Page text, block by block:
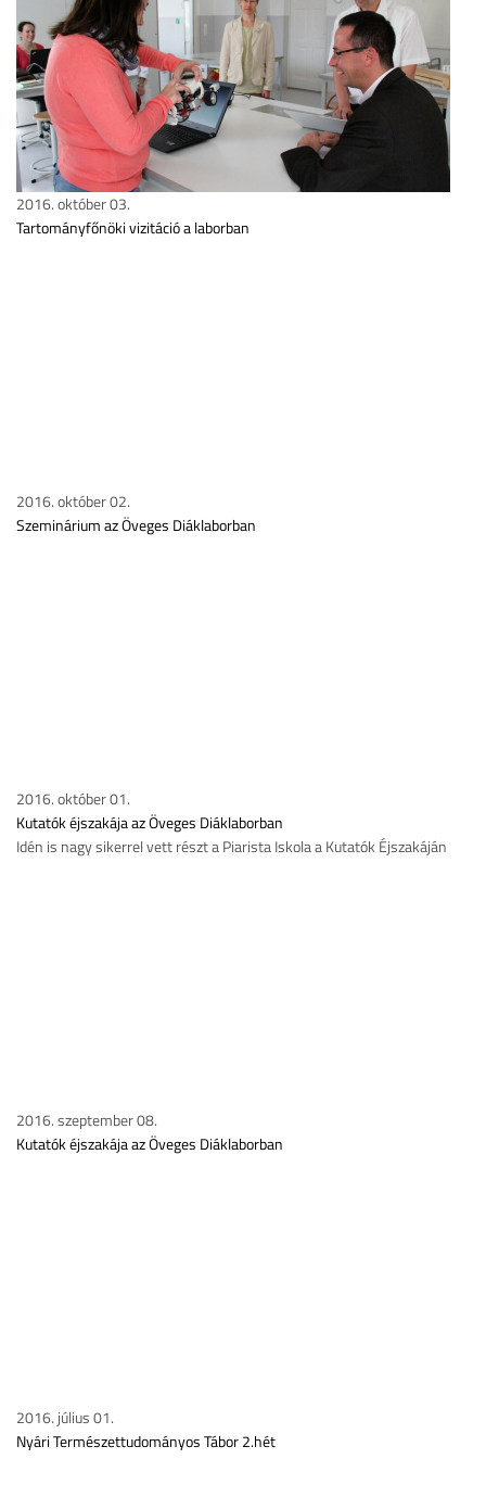
2016. október 03.
Tartományfőnöki vizitáció a laborban
2016. október 02.
Szeminárium az Öveges Diáklaborban
2016. október 01.
Kutatók éjszakája az Öveges Diáklaborban
Idén is nagy sikerrel vett részt a Piarista Iskola a Kutatók Éjszakáján
2016. szeptember 08.
Kutatók éjszakája az Öveges Diáklaborban
2016. július 01.
Nyári Természettudományos Tábor 2.hét